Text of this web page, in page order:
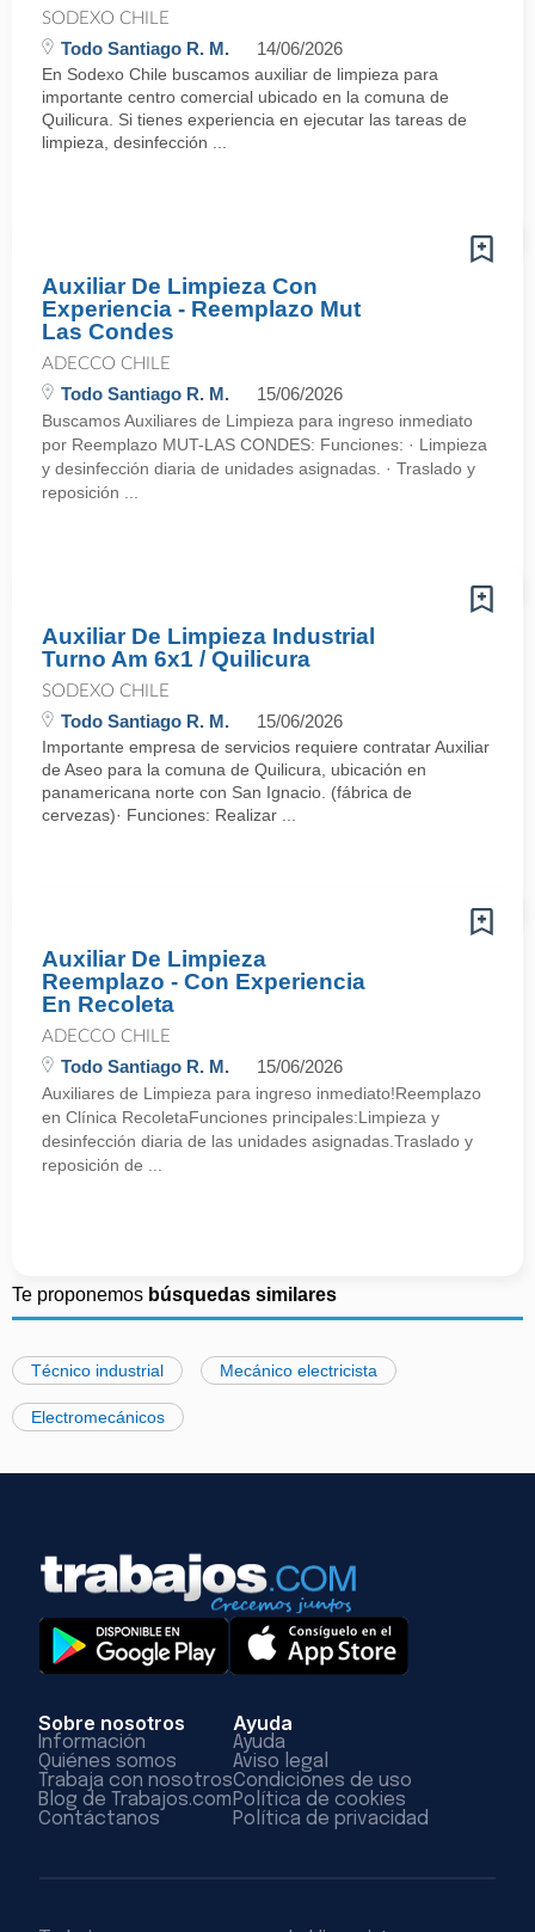
SODEXO CHILE
Todo Santiago R. M. 14/06/2026
En Sodexo Chile buscamos auxiliar de limpieza para
importante centro comercial ubicado en la comuna de
Quilicura. Si tienes experiencia en ejecutar las tareas de
limpieza, desinfección ...
Auxiliar De Limpieza Con
Experiencia - Reemplazo Mut
Las Condes
ADECCO CHILE
Todo Santiago R. M. 15/06/2026
Buscamos Auxiliares de Limpieza para ingreso inmediato
por Reemplazo MUT-LAS CONDES: Funciones: · Limpieza
y desinfección diaria de unidades asignadas. · Traslado y
reposición ...
Auxiliar De Limpieza Industrial
Turno Am 6x1 / Quilicura
SODEXO CHILE
Todo Santiago R. M. 15/06/2026
Importante empresa de servicios requiere contratar Auxiliar
de Aseo para la comuna de Quilicura, ubicación en
panamericana norte con San Ignacio. (fábrica de
cervezas)· Funciones: Realizar ...
Auxiliar De Limpieza
Reemplazo - Con Experiencia
En Recoleta
ADECCO CHILE
Todo Santiago R. M. 15/06/2026
Auxiliares de Limpieza para ingreso inmediato!Reemplazo
en Clínica RecoletaFunciones principales:Limpieza y
desinfección diaria de las unidades asignadas.Traslado y
reposición de ...
Te proponemos búsquedas similares
Técnico industrial Mecánico electricista
Electromecánicos
Sobre nosotros
Información
Quiénes somos
Trabaja con nosotros
Blog de Trabajos.com
Contáctanos
Ayuda
Ayuda
Aviso legal
Condiciones de uso
Política de cookies
Política de privacidad